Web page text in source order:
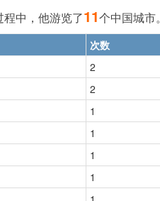
程中，他游览了11个中国城市。
次数
2
2
1
1
1
1